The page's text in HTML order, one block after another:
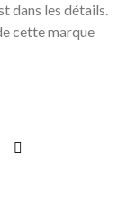
dans les détails.
cette marque